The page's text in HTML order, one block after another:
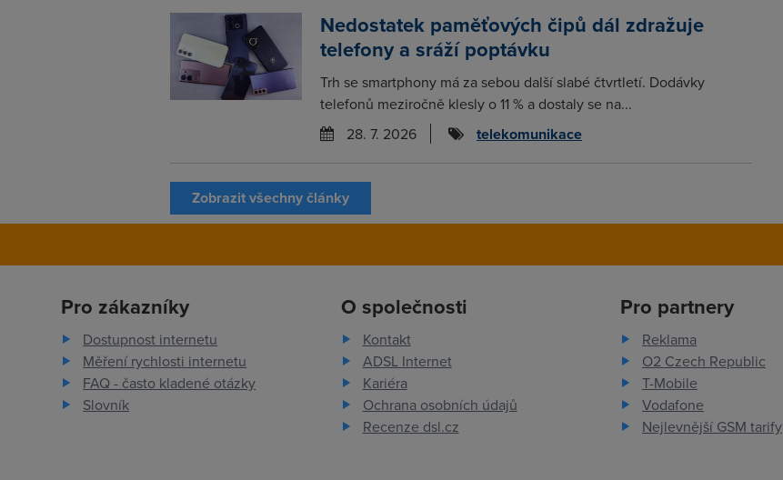
Nedostatek paměťových čipů dál zdražuje
telefony a sráží poptávku
Trh se smartphony má za sebou další slabé čtvrtletí. Dodávky
telefonů meziročně klesly o 11 % a dostaly se na...
28. 7. 2026
telekomunikace
Zobrazit všechny články
Pro zákazníky
Dostupnost internetu
Měření rychlosti internetu
FAQ - často kladené otázky
Slovník
O společnosti
Kontakt
ADSL Internet
Kariéra
Ochrana osobních údajů
Recenze dsl.cz
Pro partnery
Reklama
O2 Czech Republic
T-Mobile
Vodafone
Nejlevnější GSM tarify